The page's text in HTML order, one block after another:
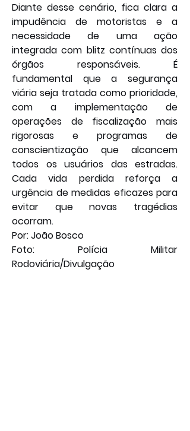
Diante desse cenário, fica clara a
impudência de motoristas e a
necessidade de uma ação
integrada com blitz contínuas dos
órgãos responsáveis. É
fundamental que a segurança
viária seja tratada como prioridade,
com a implementação de
operações de fiscalização mais
rigorosas e programas de
conscientização que alcancem
todos os usuários das estradas.
Cada vida perdida reforça a
urgência de medidas eficazes para
evitar que novas tragédias
ocorram.
Por: João Bosco
Foto: Polícia Militar
Rodoviária/Divulgação